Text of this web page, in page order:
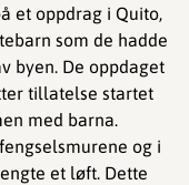
et oppdrag i Quito,
som de hadde
byen. De oppdaget
tillatelse startet
med barna.
og i
et løft. Dette